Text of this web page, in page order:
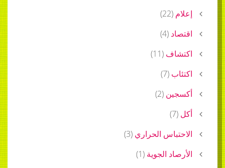
إعلام (
22
)
اقتصاد (
4
)
اكتشاف (
11
)
اكتئاب (
7
)
أكسجين (
2
)
أكل (
7
)
الاحتباس الحراري (
3
)
الأرصاد الجوية (
1
)